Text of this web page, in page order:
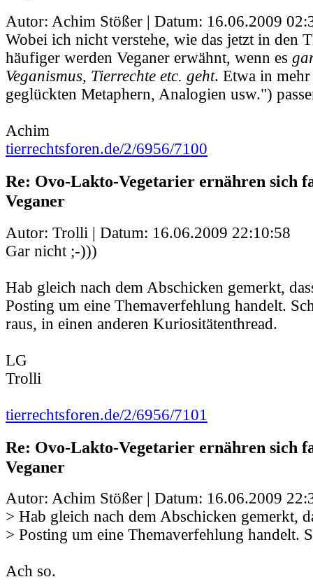
Autor: Achim Stößer | Datum: 16.06.2009
Wobei ich nicht verstehe, wie das jetzt in den
häufiger werden Veganer erwähnt, wenn es
Veganismus, Tierrechte etc. geht. Etwa in
geglückten Metaphern, Analogien usw.")
Achim
tierrechtsforen.de/2/6956/7100
Re: Ovo-Lakto-Vegetarier ernähren sich
Veganer
Autor: Trolli | Datum: 16.06.2009 22:10:58
Gar nicht ;-)))
Hab gleich nach dem Abschicken gemerkt,
Posting um eine Themaverfehlung handelt.
raus, in einen anderen Kuriositätenthread.
LG
Trolli
tierrechtsforen.de/2/6956/7101
Re: Ovo-Lakto-Vegetarier ernähren sich
Veganer
Autor: Achim Stößer | Datum: 16.06.2009
> Hab gleich nach dem Abschicken gemerkt,
> Posting um eine Themaverfehlung handelt.
Ach so.